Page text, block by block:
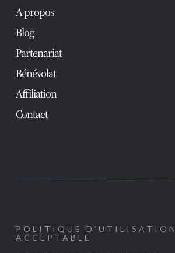
A propos
Blog
Partenariat
Bénévolat
Affiliation
Contact
POLITIQUE D’UTILISATION
ACCEPTABLE